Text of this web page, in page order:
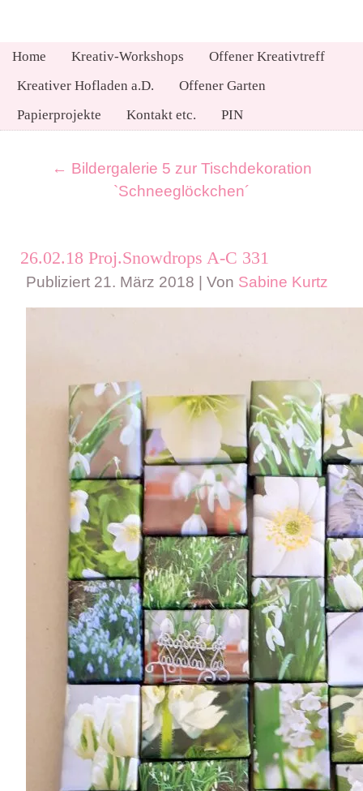
Home Kreativ-Workshops
Offener Kreativtreff
Kreativer Hofladen a.D.
Offener Garten
Papierprojekte
Kontakt etc. PIN
← Bildergalerie 5 zur Tischdekoration
`Schneeglöckchen´
26.02.18 Proj.Snowdrops A-C 331
Publiziert 21. März 2018 Von Sabine Kurtz